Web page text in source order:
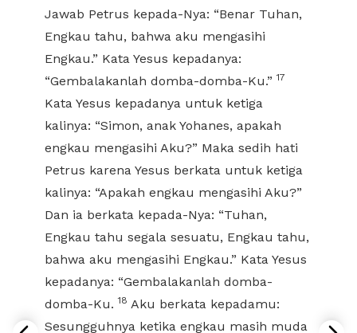
Jawab Petrus kepada-Nya: “Benar Tuhan,
Engkau tahu, bahwa aku mengasihi
Engkau.” Kata Yesus kepadanya:
“Gembalakanlah domba-domba-Ku.”17
Kata Yesus kepadanya untuk ketiga
kalinya: “Simon, anak Yohanes, apakah
engkau mengasihi Aku?” Maka sedih hati
Petrus karena Yesus berkata untuk ketiga
kalinya: “Apakah engkau mengasihi Aku?”
Dan ia berkata kepada-Nya: “Tuhan,
Engkau tahu segala sesuatu, Engkau tahu,
bahwa aku mengasihi Engkau.” Kata Yesus
kepadanya: “Gembalakanlah domba-
domba-Ku.18 Aku berkata kepadamu:
Sesungguhnya ketika engkau masih muda